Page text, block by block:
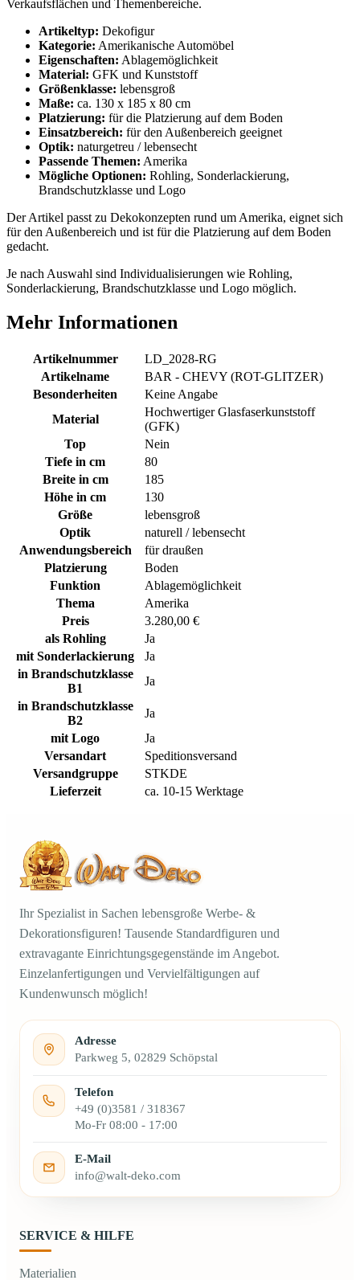
Verkaufsflächen und Themenbereiche.
Artikeltyp: Dekofigur
Kategorie: Amerikanische Automöbel
Eigenschaften: Ablagemöglichkeit
Material: GFK und Kunststoff
Größenklasse: lebensgroß
Maße: ca. 130 x 185 x 80 cm
Platzierung: für die Platzierung auf dem Boden
Einsatzbereich: für den Außenbereich geeignet
Optik: naturgetreu / lebensecht
Passende Themen: Amerika
Mögliche Optionen: Rohling, Sonderlackierung,
Brandschutzklasse und Logo
Der Artikel passt zu Dekokonzepten rund um Amerika, eignet sich
für den Außenbereich und ist für die Platzierung auf dem Boden
gedacht.
Je nach Auswahl sind Individualisierungen wie Rohling,
Sonderlackierung, Brandschutzklasse und Logo möglich.
Mehr Informationen
Artikelnummer
LD_2028-RG
Artikelname
BAR - CHEVY (ROT-GLITZER)
Besonderheiten
Keine Angabe
Material
Hochwertiger Glasfaserkunststoff
(GFK)
Top
Nein
Tiefe in cm
80
Breite in cm
185
Höhe in cm
130
Größe
lebensgroß
Optik
naturell / lebensecht
Anwendungsbereich
für draußen
Platzierung
Boden
Funktion
Ablagemöglichkeit
Thema
Amerika
Preis
3.280,00 €
als Rohling
Ja
mit Sonderlackierung
Ja
in Brandschutzklasse
B1
Ja
in Brandschutzklasse
B2
Ja
mit Logo
Ja
Versandart
Speditionsversand
Versandgruppe
STKDE
Lieferzeit
ca. 10-15 Werktage
Ihr Spezialist in Sachen lebensgroße Werbe- &
Dekorationsfiguren! Tausende Standardfiguren und
extravagante Einrichtungsgegenstände im Angebot.
Einzelanfertigungen und Vervielfältigungen auf
Kundenwunsch möglich!
Adresse
Parkweg 5, 02829 Schöpstal
Telefon
+49 (0)3581 / 318367
Mo-Fr 08:00 - 17:00
E-Mail
info@walt-deko.com
SERVICE & HILFE
Materialien